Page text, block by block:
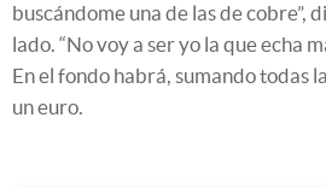
buscándome una de las de cobre”,
lado. “No voy a ser yo la que echa
En el fondo habrá, sumando todas
un euro.